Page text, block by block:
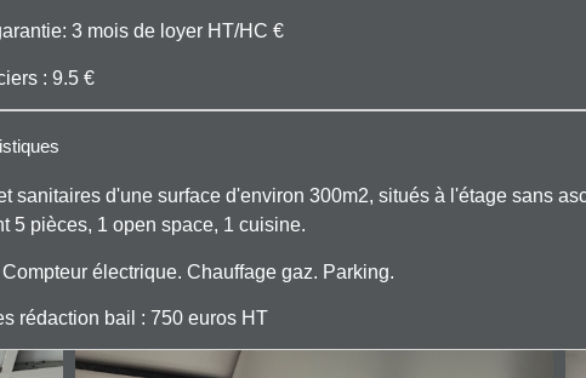
3 mois de loyer HT/HC €
: 9.5 €
sanitaires d'une surface d'environ 300m2, situés à l'étage sans
5 pièces, 1 open space, 1 cuisine.
électrique. Chauffage gaz. Parking.
rédaction bail : 750 euros HT